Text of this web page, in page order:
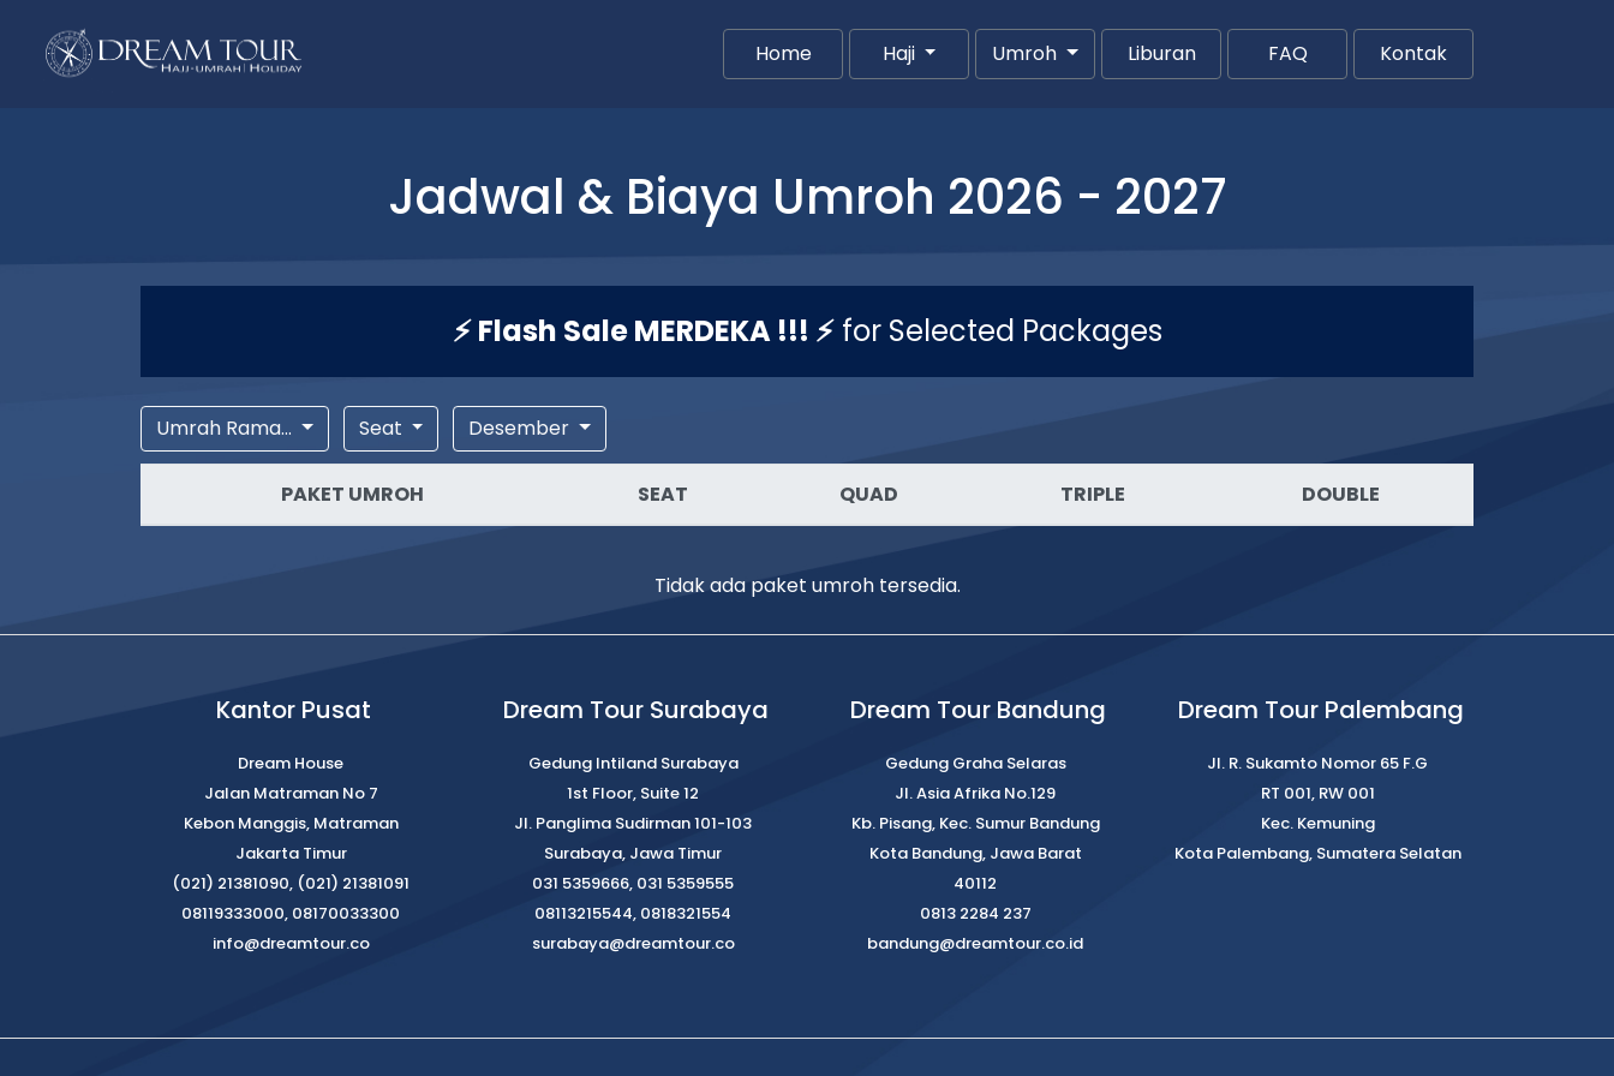
Home(current)Haji Umroh Liburan FAQ Kontak
Jadwal & Biaya Umroh 2026 - 2027
⚡ Flash Sale MERDEKA !!! ⚡for Selected Packages
Umrah Rama... Seat Desember
PAKET UMROH SEAT QUAD TRIPLE DOUBLE
Tidak ada paket umroh tersedia.
Kantor Pusat
Dream House
Jalan Matraman No 7
Kebon Manggis, Matraman
Jakarta Timur
(021) 21381090, (021) 21381091
08119333000, 08170033300
info@dreamtour.co
Dream Tour Surabaya
Gedung Intiland Surabaya
1st Floor, Suite 12
Jl. Panglima Sudirman 101-103
Surabaya, Jawa Timur
031 5359666, 031 5359555
08113215544, 0818321554
surabaya@dreamtour.co
Dream Tour Bandung
Gedung Graha Selaras
Jl. Asia Afrika No.129
Kb. Pisang, Kec. Sumur Bandung
Kota Bandung, Jawa Barat
40112
0813 2284 237
bandung@dreamtour.co.id
Dream Tour Palembang
Jl. R. Sukamto Nomor 65 F.G
RT 001, RW 001
Kec. Kemuning
Kota Palembang, Sumatera Selatan